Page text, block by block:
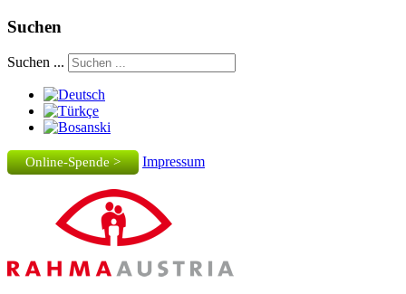
Suchen
Suchen ...
Online-Spende > Impressum